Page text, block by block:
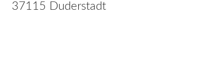
37115 Duderstadt